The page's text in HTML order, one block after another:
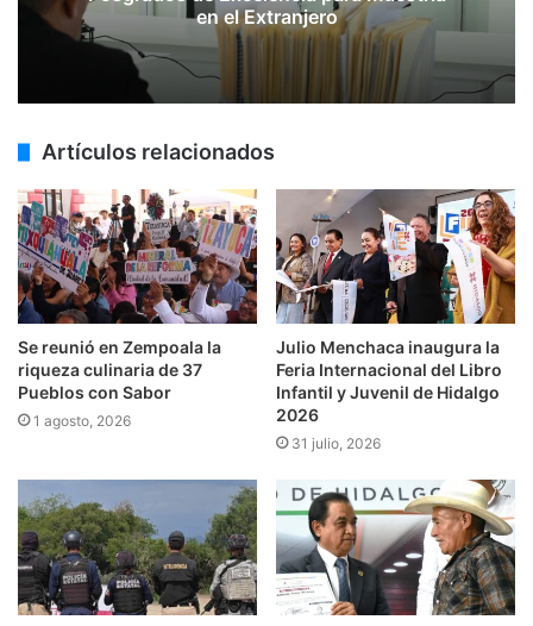
en el Extranjero
Artículos relacionados
Se reunió en Zempoala la
riqueza culinaria de 37
Pueblos con Sabor
1 agosto, 2026
Julio Menchaca inaugura la
Feria Internacional del Libro
Infantil y Juvenil de Hidalgo
2026
31 julio, 2026